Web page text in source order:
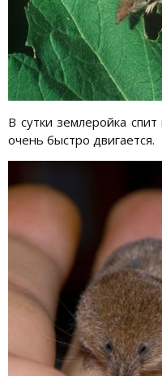
В сутки землеройка
очень быстро двигается.